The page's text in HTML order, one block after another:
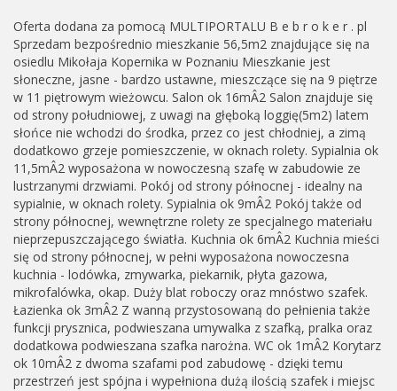
Oferta dodana za pomocą MULTIPORTALU B e b r o k e r . pl
Sprzedam bezpośrednio mieszkanie 56,5m2 znajdujące się na
osiedlu Mikołaja Kopernika w Poznaniu Mieszkanie jest
słoneczne, jasne - bardzo ustawne, mieszczące się na 9 piętrze
w 11 piętrowym wieżowcu. Salon ok 16mÂ2 Salon znajduje się
od strony południowej, z uwagi na głęboką loggię(5m2) latem
słońce nie wchodzi do środka, przez co jest chłodniej, a zimą
dodatkowo grzeje pomieszczenie, w oknach rolety. Sypialnia ok
11,5mÂ2 wyposażona w nowoczesną szafę w zabudowie ze
lustrzanymi drzwiami. Pokój od strony północnej - idealny na
sypialnie, w oknach rolety. Sypialnia ok 9mÂ2 Pokój także od
strony północnej, wewnętrzne rolety ze specjalnego materiału
nieprzepuszczającego światła. Kuchnia ok 6mÂ2 Kuchnia mieści
się od strony północnej, w pełni wyposażona nowoczesna
kuchnia - lodówka, zmywarka, piekarnik, płyta gazowa,
mikrofalówka, okap. Duży blat roboczy oraz mnóstwo szafek.
Łazienka ok 3mÂ2 Z wanną przystosowaną do pełnienia także
funkcji prysznica, podwieszana umywalka z szafką, pralka oraz
dodatkowa podwieszana szafka narożna. WC ok 1mÂ2 Korytarz
ok 10mÂ2 z dwoma szafami pod zabudowę - dzięki temu
przestrzeń jest spójna i wypełniona dużą ilością szafek i miejsc